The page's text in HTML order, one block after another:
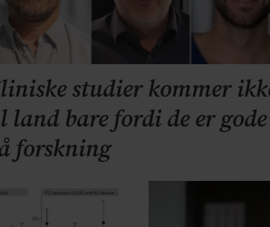
studier kommer
land bare fordi de er gode
forskning